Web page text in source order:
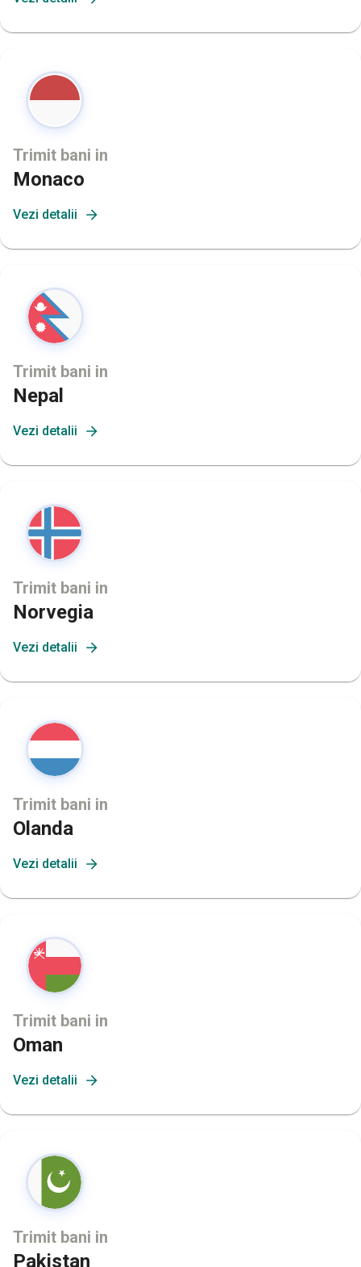
Trimit bani in
Monaco
Vezi detalii
Trimit bani in
Nepal
Vezi detalii
Trimit bani in
Norvegia
Vezi detalii
Trimit bani in
Olanda
Vezi detalii
Trimit bani in
Oman
Vezi detalii
Trimit bani in
Pakistan